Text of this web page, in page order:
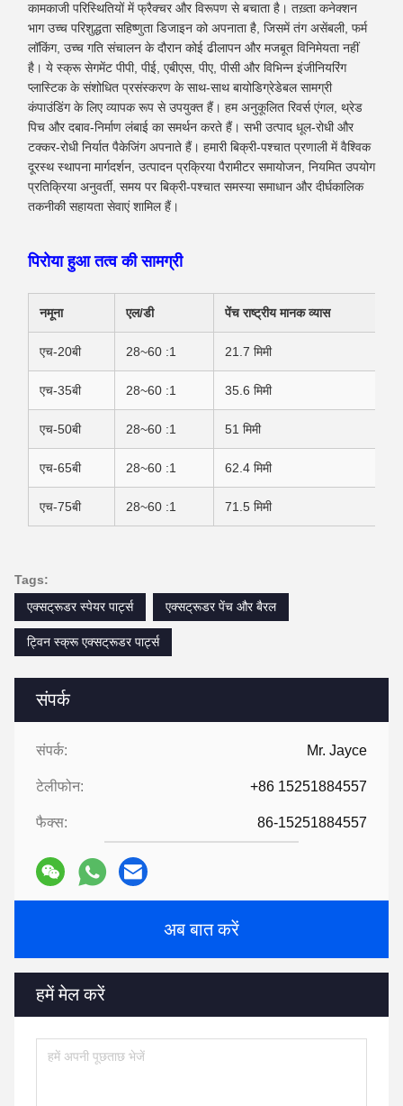
संपर्क
संपर्क: Mr. Jayce
टेलीफोन: +86 15251884557
फैक्स: 86-15251884557
अब बात करें
हमें मेल करें
कामकाजी परिस्थितियों में फ्रैक्चर और विरूपण से बचाता है। तख़्ता कनेक्शन
भाग उच्च परिशुद्धता सहिष्णुता डिजाइन को अपनाता है, जिसमें तंग असेंबली, फर्म
लॉकिंग, उच्च गति संचालन के दौरान कोई ढीलापन और मजबूत विनिमेयता नहीं
है। ये स्क्रू सेगमेंट पीपी, पीई, एबीएस, पीए, पीसी और विभिन्न इंजीनियरिंग
प्लास्टिक के संशोधित प्रसंस्करण के साथ-साथ बायोडिग्रेडेबल सामग्री
कंपाउंडिंग के लिए व्यापक रूप से उपयुक्त हैं। हम अनुकूलित रिवर्स एंगल, थ्रेड
पिच और दबाव-निर्माण लंबाई का समर्थन करते हैं। सभी उत्पाद धूल-रोधी और
टक्कर-रोधी निर्यात पैकेजिंग अपनाते हैं। हमारी बिक्री-पश्चात प्रणाली में वैश्विक
दूरस्थ स्थापना मार्गदर्शन, उत्पादन प्रक्रिया पैरामीटर समायोजन, नियमित उपयोग
प्रतिक्रिया अनुवर्ती, समय पर बिक्री-पश्चात समस्या समाधान और दीर्घकालिक
तकनीकी सहायता सेवाएं शामिल हैं।
पिरोया हुआ तत्व की सामग्री
नमूना एल/डी पेंच राष्ट्रीय मानक व्यास
एच-20बी 28~60 :1 21.7 मिमी
एच-35बी 28~60 :1 35.6 मिमी
एच-50बी 28~60 :1 51 मिमी
एच-65बी 28~60 :1 62.4 मिमी
एच-75बी 28~60 :1 71.5 मिमी
Tags:
एक्सट्रूडर स्पेयर पार्ट्स
एक्सट्रूडर पेंच और बैरल
ट्विन स्क्रू एक्सट्रूडर पार्ट्स